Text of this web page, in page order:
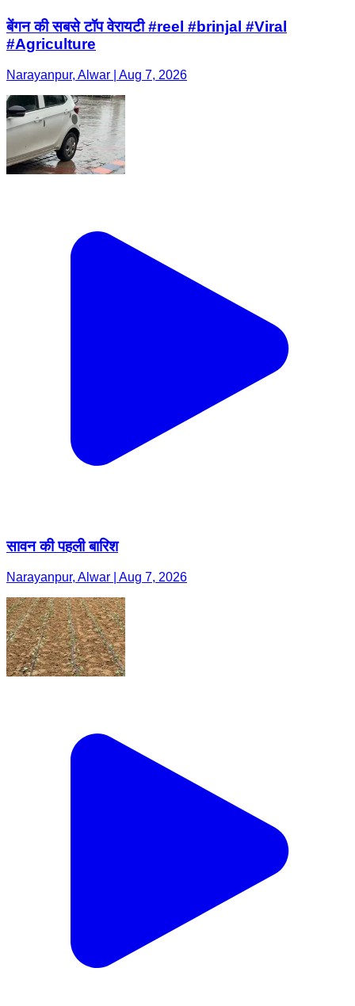
बेंगन की सबसे टॉप वेरायटी #reel #brinjal #Viral
#Agriculture
Narayanpur, Alwar | Aug 7, 2026
सावन की पहली बारिश
Narayanpur, Alwar | Aug 7, 2026